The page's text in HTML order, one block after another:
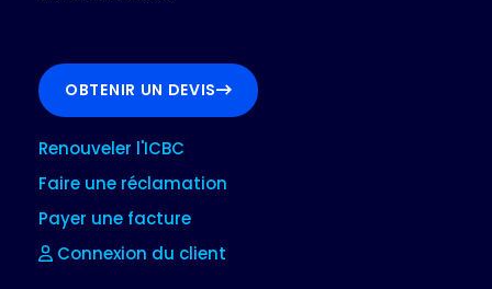
OBTENIR UN DEVIS
Renouveler l'ICBC
Faire une réclamation
Payer une facture
Connexion du client